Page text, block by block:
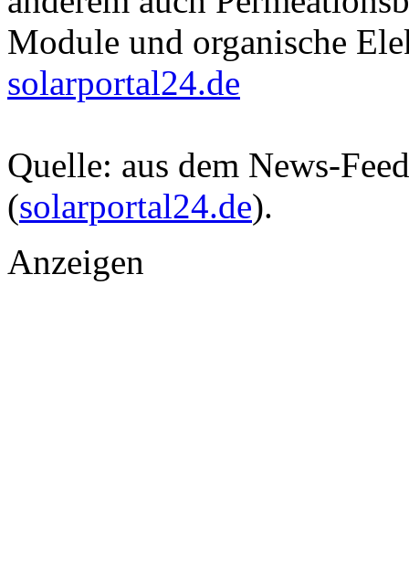
Module und organische
solarportal24.de
Quelle: aus dem News-
(solarportal24.de).
Anzeigen